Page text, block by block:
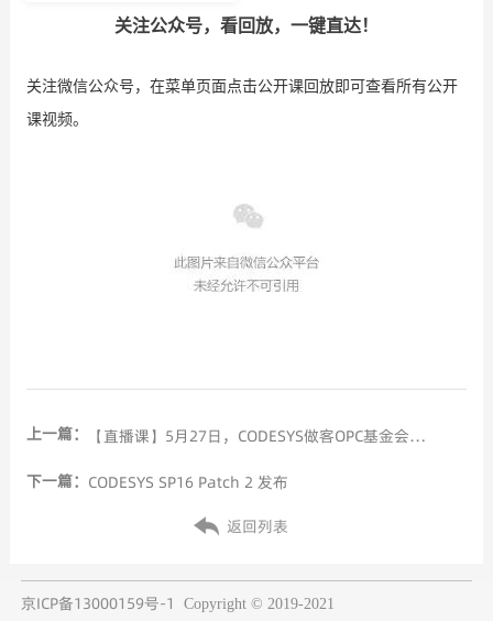
关注公众号，看回放，一键直达！
关注微信公众号，在菜单页面点击公开课回放即可查看所有公开
课视频。
上一篇： 【直播课】5月27日，CODESYS做客OPC基金会直播课，分享集成OPC UA协议的CODESYS控制器开发平台的经典案例
下一篇： CODESYS SP16 Patch 2 发布
返回列表
京ICP备13000159号-1 Copyright © 2019-2021